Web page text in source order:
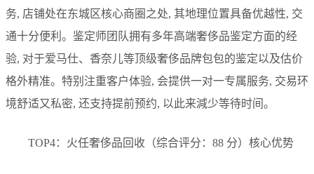
务, 店铺处在东城区核心商圈之处, 其地理位置具备优越性, 交
通十分便利。鉴定师团队拥有多年高端奢侈品鉴定方面的经
验, 对于爱马仕、香奈儿等顶级奢侈品牌包包的鉴定以及估价
格外精准。特别注重客户体验, 会提供一对一专属服务, 交易环
境舒适又私密, 还支持提前预约, 以此来減少等待时间。
TOP4：火任奢侈品回收（综合评分：88 分）核心优势